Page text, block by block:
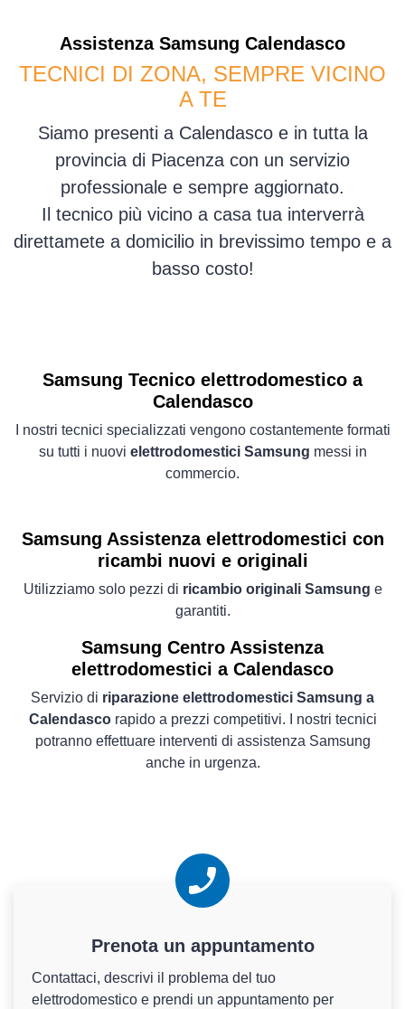
Assistenza Samsung Calendasco
TECNICI DI ZONA, SEMPRE VICINO
A TE
Siamo presenti a Calendasco e in tutta la
provincia di Piacenza con un servizio
professionale e sempre aggiornato.
Il tecnico più vicino a casa tua interverrà
direttamete a domicilio in brevissimo tempo e a
basso costo!
Samsung Tecnico elettrodomestico a
Calendasco
I nostri tecnici specializzati vengono costantemente formati
su tutti i nuovi elettrodomestici Samsung messi in
commercio.
Samsung Assistenza elettrodomestici con
ricambi nuovi e originali
Utilizziamo solo pezzi di ricambio originali Samsung e
garantiti.
Samsung Centro Assistenza
elettrodomestici a Calendasco
Servizio di riparazione elettrodomestici Samsung a
Calendascorapido a prezzi competitivi. I nostri tecnici
potranno effettuare interventi di assistenza Samsung
anche in urgenza.
Prenota un appuntamento
Contattaci, descrivi il problema del tuo
elettrodomestico e prendi un appuntamento per